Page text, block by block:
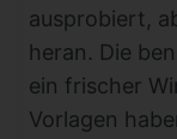
ausprobiert,
heran. Die
ein frischer
Vorlagen